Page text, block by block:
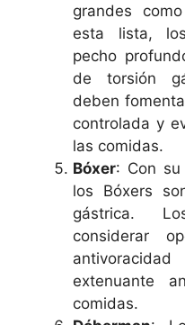
grandes
esta lista,
pecho
de torsión
deben
controlada y
las comidas.
Bóxer: Con su
los Bóxers
gástrica.
considerar
extenuante
comidas.